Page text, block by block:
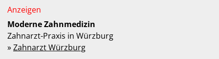
Moderne Zahnmedizin
Zahnarzt-Praxis in Würzburg
»Zahnarzt Würzburg